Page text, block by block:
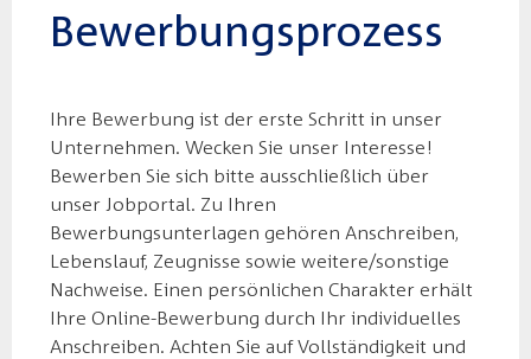
Bewerbungsprozess
Ihre Bewerbung ist der erste Schritt in unser
Unternehmen. Wecken Sie unser Interesse!
Bewerben Sie sich bitte ausschließlich über
unser Jobportal. Zu Ihren
Bewerbungsunterlagen gehören Anschreiben,
Lebenslauf, Zeugnisse sowie weitere/sonstige
Nachweise. Einen persönlichen Charakter erhält
Ihre Online-Bewerbung durch Ihr individuelles
Anschreiben. Achten Sie auf Vollständigkeit und